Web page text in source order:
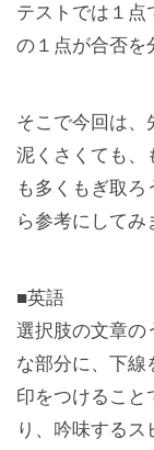
テストでは１点
の１点が合否を
そこで今回は、
泥くさくても、
も多くもぎ取
ら参考にしてみ
■英語
選択肢の文章の
な部分に、下線
印をつけること
り、吟味するス